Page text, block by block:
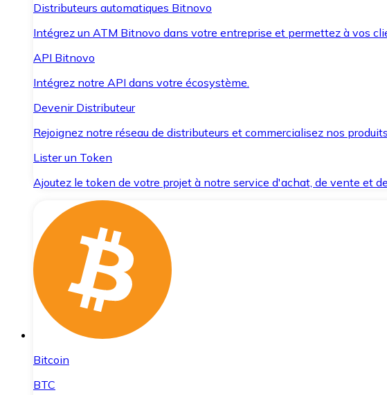
Distributeurs automatiques Bitnovo
Intégrez un ATM Bitnovo dans votre entreprise et permettez à vos
API Bitnovo
Intégrez notre API dans votre écosystème.
Devenir Distributeur
Rejoignez notre réseau de distributeurs et commercialisez nos
Lister un Token
Ajoutez le token de votre projet à notre service d'achat, de vente et
Bitcoin
BTC